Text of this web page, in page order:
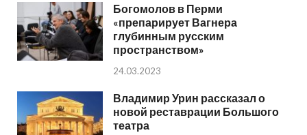
Богомолов в Перми
«препарирует Вагнера
глубинным русским
пространством»
24.03.2023
Владимир Урин рассказал о
новой реставрации Большого
театра